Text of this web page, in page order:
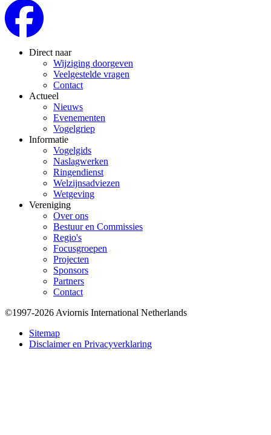
Direct naar
Wijziging doorgeven
Veelgestelde vragen
Contact
Actueel
Nieuws
Evenementen
Vogelgriep
Informatie
Vogelgids
Naslagwerken
Ringendienst
Welzijnsadviezen
Wetgeving
Vereniging
Over ons
Bestuur en Commissies
Regio's
Focusgroepen
Projecten
Sponsors
Partners
Contact
Bottom
©1997-2026 Aviornis International Netherlands
Sitemap
Disclaimer en Privacyverklaring